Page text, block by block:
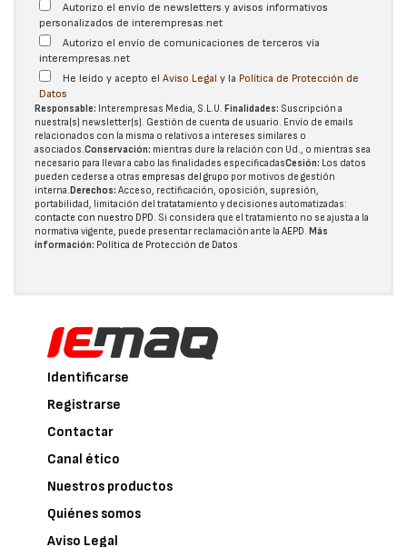
Autorizo el envío de newsletters y avisos informativos
personalizados de interempresas.net
Autorizo el envío de comunicaciones de terceros vía
interempresas.net
He leído y acepto el Aviso Legal y la Política de Protección de
Datos
Responsable: Interempresas Media, S.L.U. Finalidades: Suscripción a
nuestra(s) newsletter(s). Gestión de cuenta de usuario. Envío de emails
relacionados con la misma o relativos a intereses similares o
asociados.Conservación: mientras dure la relación con Ud., o mientras sea
necesario para llevar a cabo las finalidades especificadasCesión: Los datos
pueden cederse a otras empresas del grupo por motivos de gestión
interna.Derechos: Acceso, rectificación, oposición, supresión,
portabilidad, limitación del tratatamiento y decisiones automatizadas:
contacte con nuestro DPD. Si considera que el tratamiento no se ajusta a la
normativa vigente, puede presentar reclamación ante la AEPD. Más
información: Política de Protección de Datos
Identificarse
Registrarse
Contactar
Canal ético
Nuestros productos
Quiénes somos
Aviso Legal